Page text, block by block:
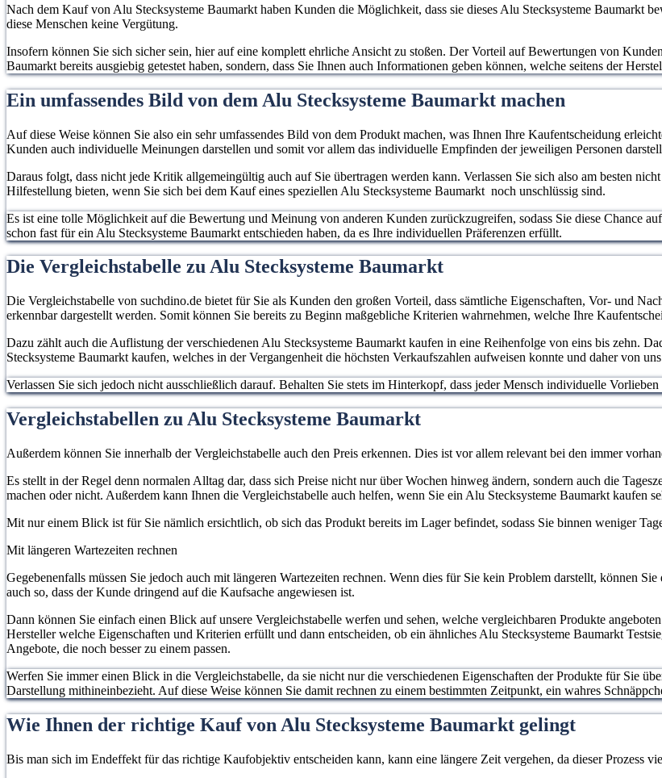
Nach dem Kauf von Alu Stecksysteme Baumarkt haben Kunden die Möglichkeit, dass sie dieses Alu Stecksysteme Baumarkt
diese Menschen keine Vergütung.
Insofern können Sie sich sicher sein, hier auf eine komplett ehrliche Ansicht zu stoßen. Der Vorteil auf Bewertungen von
Baumarkt bereits ausgiebig getestet haben, sondern, dass Sie Ihnen auch Informationen geben können, welche seitens der
Ein umfassendes Bild von dem Alu Stecksysteme Baumarkt machen
Auf diese Weise können Sie also ein sehr umfassendes Bild von dem Produkt machen, was Ihnen Ihre Kaufentscheidung
Kunden auch individuelle Meinungen darstellen und somit vor allem das individuelle Empfinden der jeweiligen Personen
Daraus folgt, dass nicht jede Kritik allgemeingültig auch auf Sie übertragen werden kann. Verlassen Sie sich also am besten
Hilfestellung bieten, wenn Sie sich bei dem Kauf eines speziellen Alu Stecksysteme Baumarkt noch unschlüssig sind.
Es ist eine tolle Möglichkeit auf die Bewertung und Meinung von anderen Kunden zurückzugreifen, sodass Sie diese Chance
schon fast für ein Alu Stecksysteme Baumarkt entschieden haben, da es Ihre individuellen Präferenzen erfüllt.
Die Vergleichstabelle zu Alu Stecksysteme Baumarkt
Die Vergleichstabelle von suchdino.de bietet für Sie als Kunden den großen Vorteil, dass sämtliche Eigenschaften, Vor- und
erkennbar dargestellt werden. Somit können Sie bereits zu Beginn maßgebliche Kriterien wahrnehmen, welche Ihre
Dazu zählt auch die Auflistung der verschiedenen Alu Stecksysteme Baumarkt kaufen in eine Reihenfolge von eins bis zehn.
Stecksysteme Baumarkt kaufen, welches in der Vergangenheit die höchsten Verkaufszahlen aufweisen konnte und daher von
Verlassen Sie sich jedoch nicht ausschließlich darauf. Behalten Sie stets im Hinterkopf, dass jeder Mensch individuelle
Vergleichstabellen zu Alu Stecksysteme Baumarkt
Außerdem können Sie innerhalb der Vergleichstabelle auch den Preis erkennen. Dies ist vor allem relevant bei den immer
Es stellt in der Regel denn normalen Alltag dar, dass sich Preise nicht nur über Wochen hinweg ändern, sondern auch die
machen oder nicht. Außerdem kann Ihnen die Vergleichstabelle auch helfen, wenn Sie ein Alu Stecksysteme Baumarkt kaufen
Mit nur einem Blick ist für Sie nämlich ersichtlich, ob sich das Produkt bereits im Lager befindet, sodass Sie binnen weniger
Mit längeren Wartezeiten rechnen
Gegebenenfalls müssen Sie jedoch auch mit längeren Wartezeiten rechnen. Wenn dies für Sie kein Problem darstellt, können
auch so, dass der Kunde dringend auf die Kaufsache angewiesen ist.
Dann können Sie einfach einen Blick auf unsere Vergleichstabelle werfen und sehen, welche vergleichbaren Produkte
Hersteller welche Eigenschaften und Kriterien erfüllt und dann entscheiden, ob ein ähnliches Alu Stecksysteme Baumarkt
Angebote, die noch besser zu einem passen.
Werfen Sie immer einen Blick in die Vergleichstabelle, da sie nicht nur die verschiedenen Eigenschaften der Produkte für Sie
Darstellung mithineinbezieht. Auf diese Weise können Sie damit rechnen zu einem bestimmten Zeitpunkt, ein wahres
Wie Ihnen der richtige Kauf von Alu Stecksysteme Baumarkt gelingt
Bis man sich im Endeffekt für das richtige Kaufobjektiv entscheiden kann, kann eine längere Zeit vergehen, da dieser Prozess